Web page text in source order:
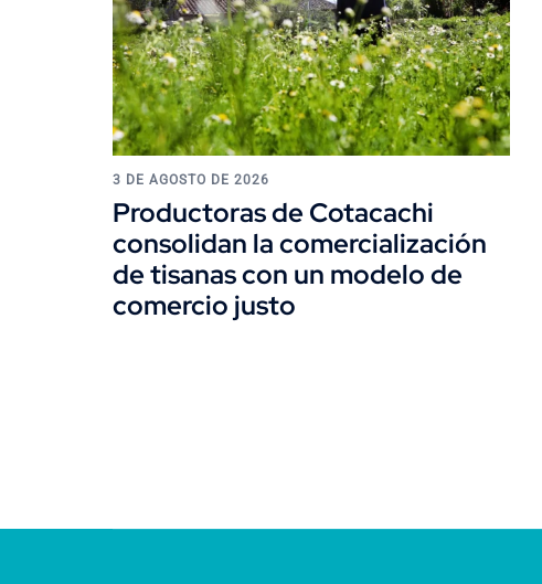
3 DE AGOSTO DE 2026
Productoras de Cotacachi
consolidan la comercialización
de tisanas con un modelo de
comercio justo